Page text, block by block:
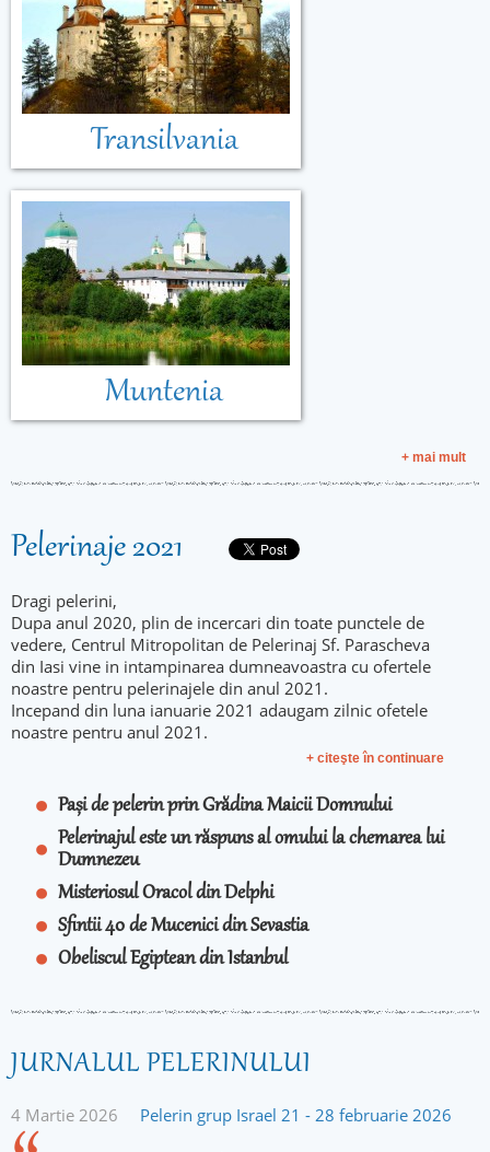
Transilvania
Muntenia
+ mai mult
Pelerinaje 2021
Dragi pelerini,
Dupa anul 2020, plin de incercari din toate punctele de
vedere, Centrul Mitropolitan de Pelerinaj Sf. Parascheva
din Iasi vine in intampinarea dumneavoastra cu ofertele
noastre pentru pelerinajele din anul 2021.
Incepand din luna ianuarie 2021 adaugam zilnic ofetele
noastre pentru anul 2021.
+ citeşte în continuare
Pași de pelerin prin Grădina Maicii Domnului
Pelerinajul este un răspuns al omului la chemarea lui
Dumnezeu
Misteriosul Oracol din Delphi
Sfintii 40 de Mucenici din Sevastia
Obeliscul Egiptean din Istanbul
JURNALUL PELERINULUI
4 Martie 2026 Pelerin grup Israel 21 - 28 februarie 2026